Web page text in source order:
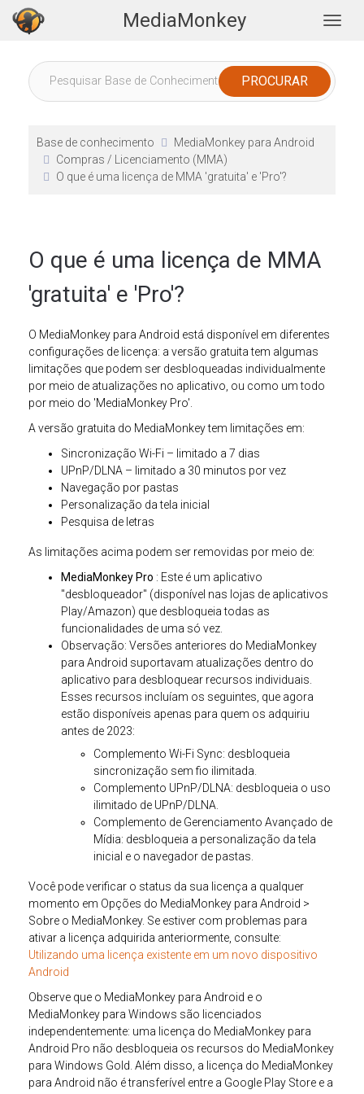
MediaMonkey
Base de conhecimento
MediaMonkey para Android
Compras / Licenciamento (MMA)
O que é uma licença de MMA 'gratuita' e 'Pro'?
O que é uma licença de MMA
'gratuita' e 'Pro'?
O MediaMonkey para Android está disponível em diferentes
configurações de licença: a versão gratuita tem algumas
limitações que podem ser desbloqueadas individualmente
por meio de atualizações no aplicativo, ou como um todo
por meio do 'MediaMonkey Pro'.
A versão gratuita do MediaMonkey tem limitações em:
Sincronização Wi-Fi – limitado a 7 dias
UPnP/DLNA – limitado a 30 minutos por vez
Navegação por pastas
Personalização da tela inicial
Pesquisa de letras
As limitações acima podem ser removidas por meio de:
MediaMonkey Pro : Este é um aplicativo
"desbloqueador" (disponível nas lojas de aplicativos
Play/Amazon) que desbloqueia todas as
funcionalidades de uma só vez.
Observação: Versões anteriores do MediaMonkey
para Android suportavam atualizações dentro do
aplicativo para desbloquear recursos individuais.
Esses recursos incluíam os seguintes, que agora
estão disponíveis apenas para quem os adquiriu
antes de 2023:
Complemento Wi-Fi Sync: desbloqueia
sincronização sem fio ilimitada.
Complemento UPnP/DLNA: desbloqueia o uso
ilimitado de UPnP/DLNA.
Complemento de Gerenciamento Avançado de
Mídia: desbloqueia a personalização da tela
inicial e o navegador de pastas.
Você pode verificar o status da sua licença a qualquer
momento em Opções do MediaMonkey para Android >
Sobre o MediaMonkey. Se estiver com problemas para
ativar a licença adquirida anteriormente, consulte:
Utilizando uma licença existente em um novo dispositivo
Android
Observe que o MediaMonkey para Android e o
MediaMonkey para Windows são licenciados
independentemente: uma licença do MediaMonkey para
Android Pro não desbloqueia os recursos do MediaMonkey
para Windows Gold. Além disso, a licença do MediaMonkey
para Android não é transferível entre a Google Play Store e a